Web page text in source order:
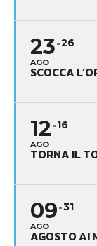
23
AGO
26
SCOCCA
12
AGO
16
TORNA IL
09
AGO
31
AGOSTO AI